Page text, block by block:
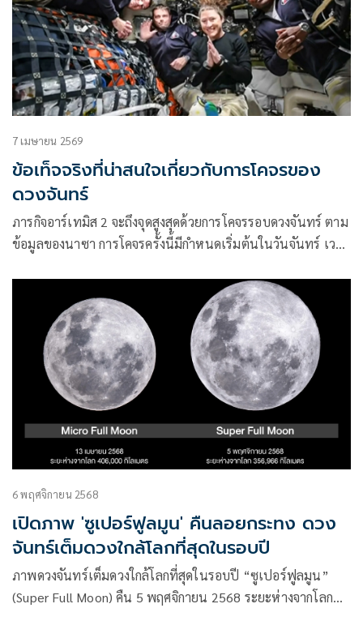
7 เมษายน 2569
ข้อเท็จจริงที่น่าสนใจเกี่ยวกับการโคจรของ
ดวงจันทร์
ภารกิจอาร์เทมิส 2 จะถึงจุดสูงสุดด้วยการโคจรรอบดวงจันทร์ ตาม
ข้อมูลของนาซา การโคจรครั้งนี้มีกำหนดเริ่มต้นในวันจันทร์ เวลา
หกชั่วโมง เป็นครั้งแรกในรอบกว่าครึ่งศตวรรษที่นักบินอวกาศจะ
บินเข้าใกล้ดวงจันทร์ และคาดว่าจะทำลายสถิติระยะทางจากโลก
ใหม่ด้วย
6 พฤศจิกายน 2568
เปิดภาพ 'ซูเปอร์ฟูลมูน' คืนลอยกระทง ดวง
จันทร์เต็มดวงใกล้โลกที่สุดในรอบปี
ภาพดวงจันทร์เต็มดวงใกล้โลกที่สุดในรอบปี “ซูเปอร์ฟูลมูน”
(Super Full Moon) คืน 5 พฤศจิกายน 2568 ระยะห่างจากโลก